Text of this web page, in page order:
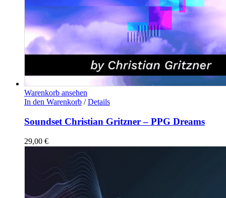
Warenkorb ansehen
In den Warenkorb / Details
Soundset Christian Gritzner – PPG Dreams
29,00 €